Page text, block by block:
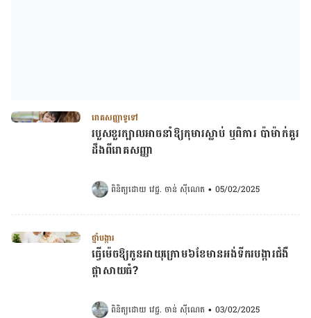
រោគសញ្ញាទូទៅ
របួសខួរក្បាលអាចនាំឱ្យកុមារស្លាប់ ឬពិការ ប៉ាម៉ាក់គួរ
ដឹងពីរោគសញ្ញា
ពិនិត្យដោយ វេជ្ជ. ចាន់ ស៊ីណេត • 05/02/2025
ថ្នាំបង្ការ
ធ្វើម៉េចឱ្យកូនអាយុក្រោម៦ខែមានអង់ទីករបង្ការជំងឺ
ផ្តាសាយធំ?
ពិនិត្យដោយ វេជ្ជ. ចាន់ ស៊ីណេត • 03/02/2025